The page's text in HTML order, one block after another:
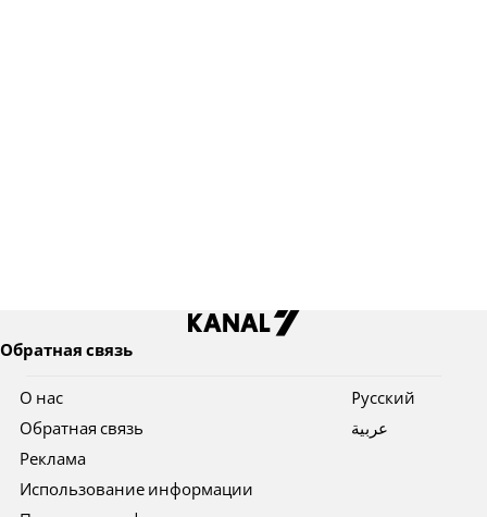
Обратная связь
О нас
Обратная связь
Реклама
Использование информации
Pусский
عربية